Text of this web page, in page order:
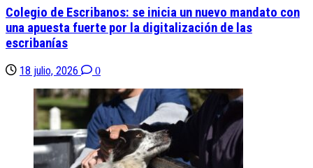
Colegio de Escribanos: se inicia un nuevo mandato con
una apuesta fuerte por la digitalización de las
escribanías
18 julio, 2026 0